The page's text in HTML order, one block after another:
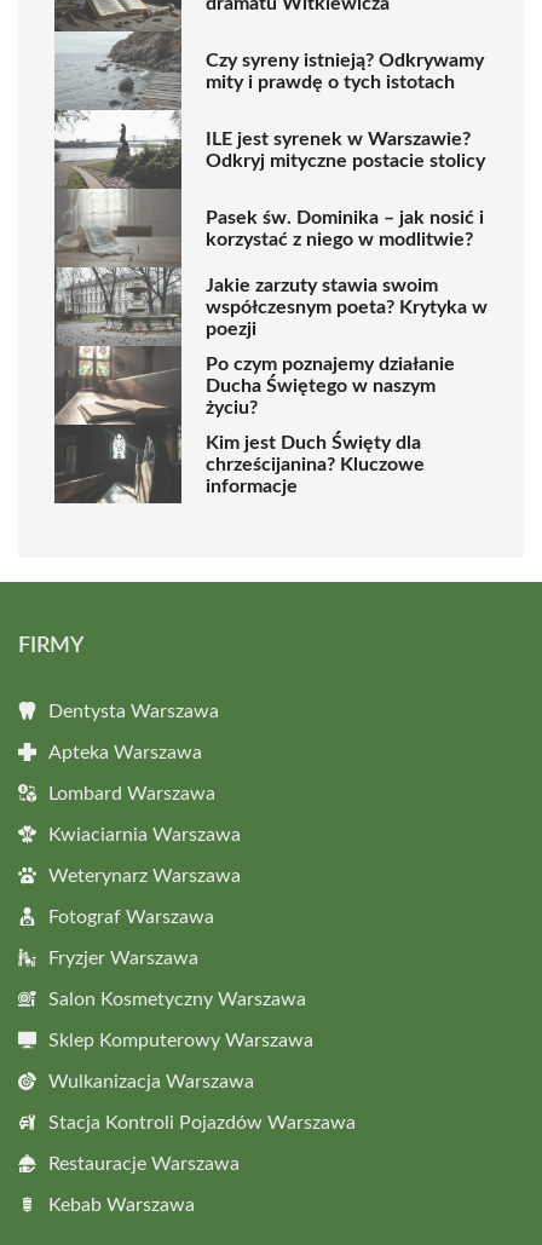
Czy syreny istnieją? Odkrywamy
mity i prawdę o tych istotach
ILE jest syrenek w Warszawie?
Odkryj mityczne postacie stolicy
Pasek św. Dominika – jak nosić i
korzystać z niego w modlitwie?
Jakie zarzuty stawia swoim
współczesnym poeta? Krytyka w
poezji
Po czym poznajemy działanie
Ducha Świętego w naszym
życiu?
Kim jest Duch Święty dla
chrześcijanina? Kluczowe
informacje
FIRMY
Dentysta Warszawa
Apteka Warszawa
Lombard Warszawa
Kwiaciarnia Warszawa
Weterynarz Warszawa
Fotograf Warszawa
Fryzjer Warszawa
Salon Kosmetyczny Warszawa
Sklep Komputerowy Warszawa
Wulkanizacja Warszawa
Stacja Kontroli Pojazdów Warszawa
Restauracje Warszawa
Kebab Warszawa